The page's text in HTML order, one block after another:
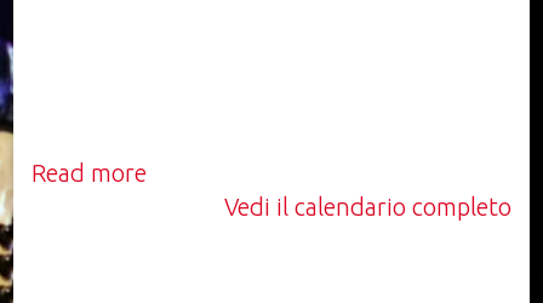
Read more
Vedi il calendario completo